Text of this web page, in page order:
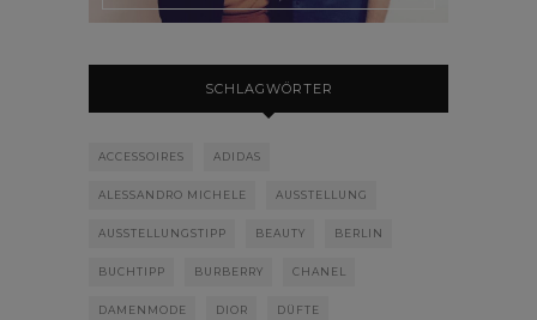
SCHLAGWÖRTER
ACCESSOIRES ADIDAS
ALESSANDRO MICHELE AUSSTELLUNG
AUSSTELLUNGSTIPP BEAUTY BERLIN
BUCHTIPP BURBERRY CHANEL
DAMENMODE DIOR DÜFTE